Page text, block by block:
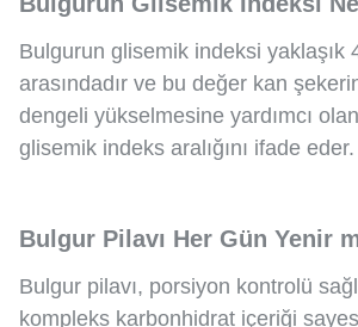
Bulgurun glisemik indeksi yaklaşık
arasındadır ve bu değer kan
dengeli yükselmesine yardımcı
glisemik indeks aralığını ifade eder.
Bulgur Pilavı Her Gün Yenir
Bulgur pilavı, porsiyon kontrolü
kompleks karbonhidrat içeriği